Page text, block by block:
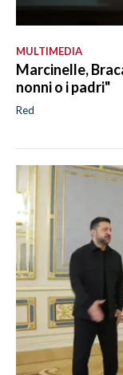
MULTIMEDIA
Marcinelle,
nonni o i padri"
Red